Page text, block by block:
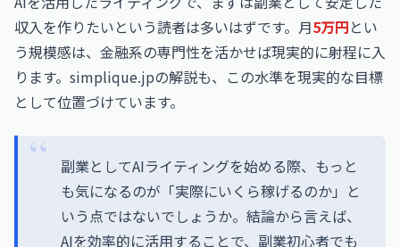
収入を作りたいという読者は多いはずです。月5万円とい
う規模感は、金融系の専門性を活かせば現実的に射程に入
ります。simplique.jpの解説も、この水準を現実的な目標
として位置づけています。
副業としてAIライティングを始める際、もっと
も気になるのが「実際にいくら稼げるのか」と
いう点ではないでしょうか。結論から言えば、
AIを効率的に活用することで、副業初心者でも